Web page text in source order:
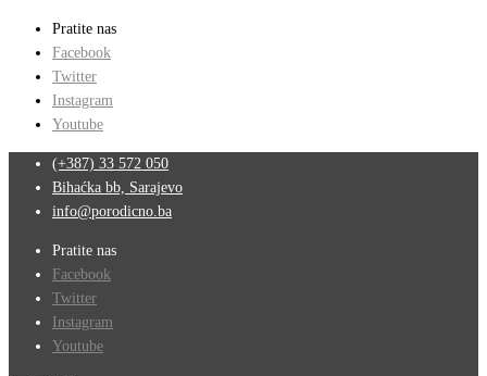
Pratite nas
Facebook
Twitter
Instagram
Youtube
(+387) 33 572 050
Bihaćka bb, Sarajevo
info@porodicno.ba
Pratite nas
Facebook
Twitter
Instagram
Youtube